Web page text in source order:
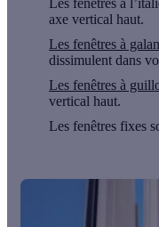
axe vertical haut.
Les fenêtres à
dissimulent dans
Les fenêtres à
vertical haut.
Les fenêtres fixes